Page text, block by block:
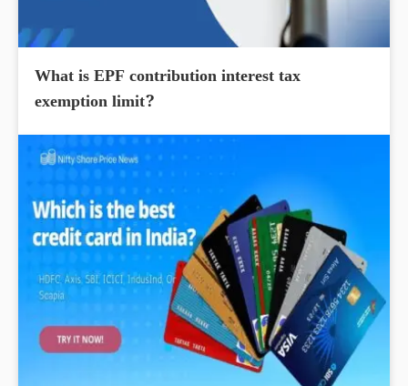
What is EPF contribution interest tax
exemption limit?